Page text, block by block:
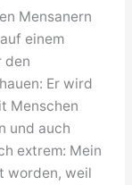
Mensanern
einem
den
Er wird
Menschen
und auch
extrem: Mein
worden, weil